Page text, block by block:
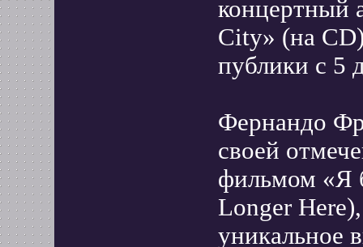
концертный
City» (на
публики с 5
Фернандо
своей
фильмом «Я
Longer
уникальное